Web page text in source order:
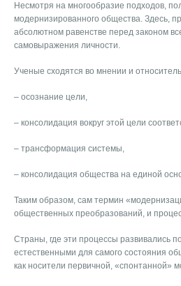
Несмотря на многообразие подходов,
модернизированного общества. Здесь,
абсолютном равенстве перед законом
самовыражения личности.
Ученые сходятся во мнении и
– осознание цели,
– консолидация вокруг этой цели
– трансформация системы,
– консолидация общества на единой
Таким образом, сам термин
общественных преобразований, и
Страны, где эти процессы развивались
естественными для самого состояния
как носители первичной, «спонтанной»